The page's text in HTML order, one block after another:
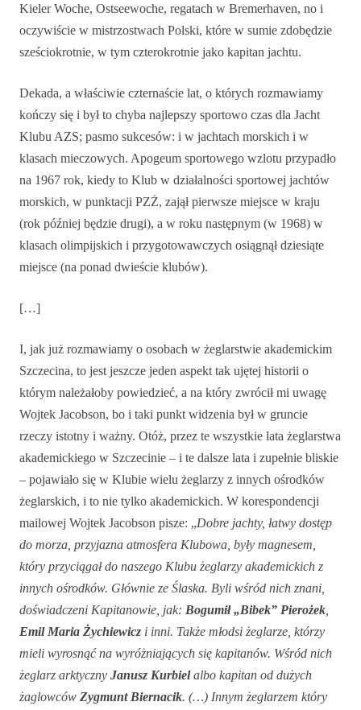
Kieler Woche, Ostseewoche, regatach w Bremerhaven, no i
oczywiście w mistrzostwach Polski, które w sumie zdobędzie
sześciokrotnie, w tym czterokrotnie jako kapitan jachtu.
Dekada, a właściwie czternaście lat, o których rozmawiamy
kończy się i był to chyba najlepszy sportowo czas dla Jacht
Klubu AZS; pasmo sukcesów: i w jachtach morskich i w
klasach mieczowych. Apogeum sportowego wzlotu przypadło
na 1967 rok, kiedy to Klub w działalności sportowej jachtów
morskich, w punktacji PZŻ, zajął pierwsze miejsce w kraju
(rok później będzie drugi), a w roku następnym (w 1968) w
klasach olimpijskich i przygotowawczych osiągnął dziesiąte
miejsce (na ponad dwieście klubów).
[…]
I, jak już rozmawiamy o osobach w żeglarstwie akademickim
Szczecina, to jest jeszcze jeden aspekt tak ujętej historii o
którym należałoby powiedzieć, a na który zwrócił mi uwagę
Wojtek Jacobson, bo i taki punkt widzenia był w gruncie
rzeczy istotny i ważny. Otóż, przez te wszystkie lata żeglarstwa
akademickiego w Szczecinie – i te dalsze lata i zupełnie bliskie
– pojawiało się w Klubie wielu żeglarzy z innych ośrodków
żeglarskich, i to nie tylko akademickich. W korespondencji
mailowej Wojtek Jacobson pisze: „Dobre jachty, łatwy dostęp
do morza, przyjazna atmosfera Klubowa, były magnesem,
który przyciągał do naszego Klubu żeglarzy akademickich z
innych ośrodków. Głównie ze Ślaska. Byli wśród nich znani,
doświadczeni Kapitanowie, jak: Bogumił „Bibek” Pierożek
Emil Maria Żychiewicz i inni. Także młodsi żeglarze, którzy
mieli wyrosnąć na wyróżniających się kapitanów. Wśród nich
żeglarz arktyczny Janusz Kurbielalbo kapitan od dużych
żaglowców Zygmunt Biernacik. (…) Innym żeglarzem który